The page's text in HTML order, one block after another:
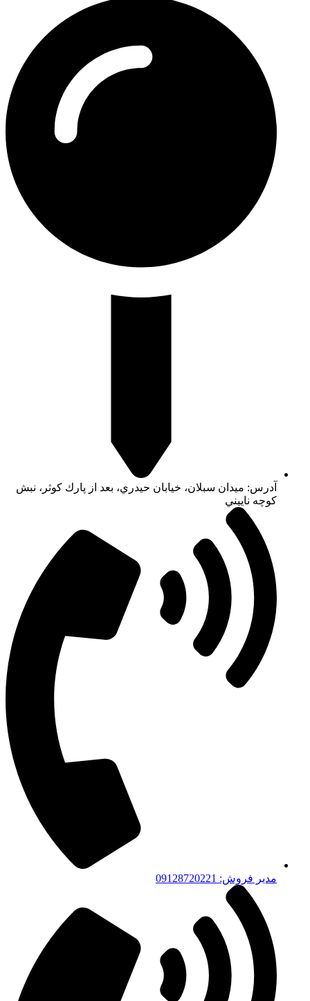
آدرس: ميدان سبلان، خيابان حيدري، بعد از پارك كوثر، نبش
كوچه ناييني
مدیر فروش: 09128720221